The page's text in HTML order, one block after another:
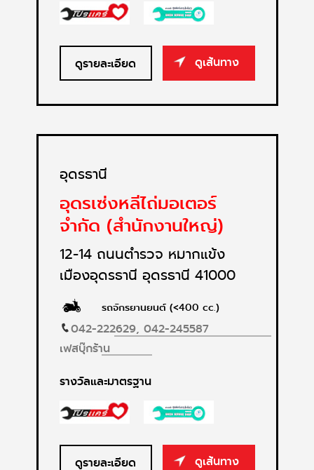
ดูรายละเอียด ดูเส้นทาง
อุดรธานี
อุดรเซ่งหลีไถ่มอเตอร์
จำกัด (สำนักงานใหญ่)
12-14 ถนนตำรวจ หมากแข้ง
เมืองอุดรธานี อุดรธานี 41000
รถจักรยานยนต์ (<400 cc.)
042-222629, 042-245587
เฟสบุ๊กร้าน
รางวัลและมาตรฐาน
ดูรายละเอียด ดูเส้นทาง